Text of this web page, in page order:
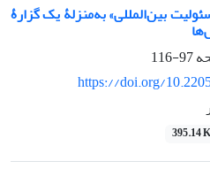
بین‌المللی» به‌منزلۀ یک گزارۀ
97-116
https://doi.org/
395.14